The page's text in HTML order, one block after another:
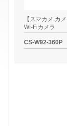
【スマカメ カ
Wi-Fiカメラ
CS-W92-360P